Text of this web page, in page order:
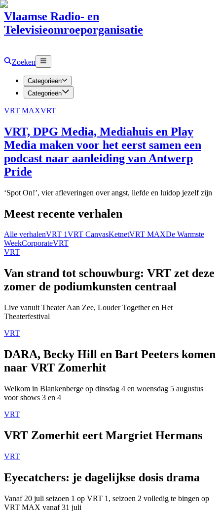
Vlaamse Radio- en
Televisieomroeporganisatie
Zoeken
Categorieën
Categorieën
VRT MAXVRT
VRT, DPG Media, Mediahuis en Play
Media maken voor het eerst samen een
podcast naar aanleiding van Antwerp
Pride
‘Spot On!’, vier afleveringen over angst, liefde en luidop jezelf zijn
Meest recente verhalen
Alle verhalenVRT 1VRT CanvasKetnetVRT MAXDe Warmste
WeekCorporateVRT
VRT
Van strand tot schouwburg: VRT zet deze
zomer de podiumkunsten centraal
Live vanuit Theater Aan Zee, Louder Together en Het
Theaterfestival
VRT
DARA, Becky Hill en Bart Peeters komen
naar VRT Zomerhit
Welkom in Blankenberge op dinsdag 4 en woensdag 5 augustus
voor shows 3 en 4
VRT
VRT Zomerhit eert Margriet Hermans
VRT
Eyecatchers: je dagelijkse dosis drama
Vanaf 20 juli seizoen 1 op VRT 1, seizoen 2 volledig te bingen op
VRT MAX vanaf 31 juli